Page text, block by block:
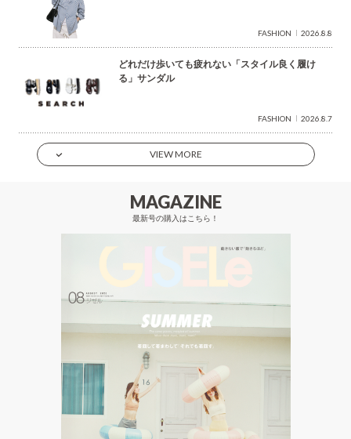
FASHION 2026.8.8
どれだけ歩いても疲れない「スタイル良く履け
る」サンダル
FASHION 2026.8.7
VIEW MORE
MAGAZINE
最新号の購入はこちら！